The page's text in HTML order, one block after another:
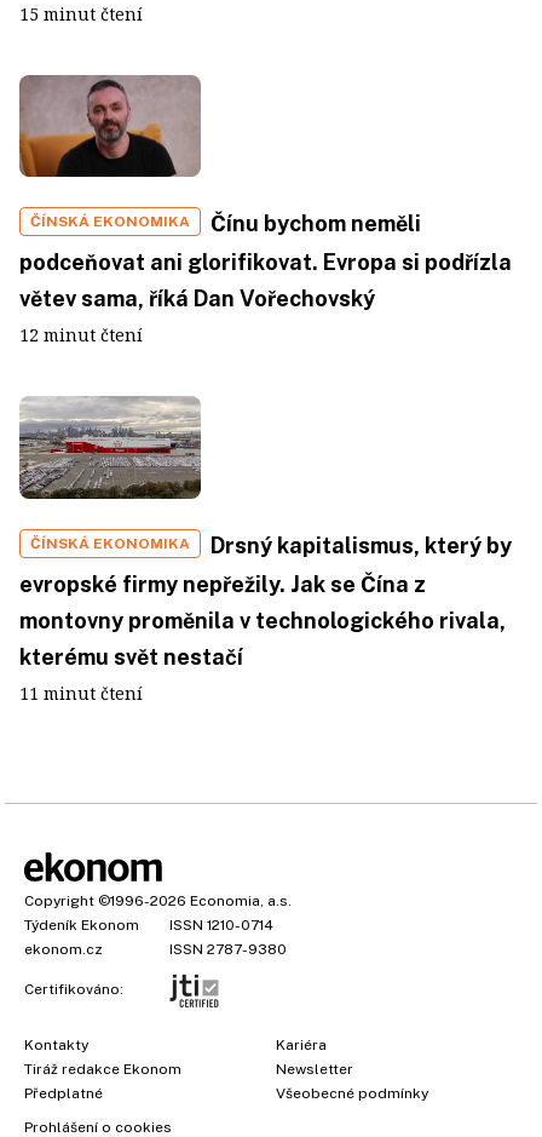
15 minut čtení
ČÍNSKÁ EKONOMIKA
Čínu bychom neměli
podceňovat ani glorifikovat. Evropa si podřízla
větev sama, říká Dan Vořechovský
12 minut čtení
ČÍNSKÁ EKONOMIKA
Drsný kapitalismus, který by
evropské firmy nepřežily. Jak se Čína z
montovny proměnila v technologického rivala,
kterému svět nestačí
11 minut čtení
Copyright ©1996-2026 Economia, a.s.
Týdeník Ekonom
ISSN 1210-0714
ekonom.cz
ISSN 2787-9380
Certifikováno:
Kontakty
Tiráž redakce Ekonom
Předplatné
Kariéra
Newsletter
Všeobecné podmínky
Prohlášení o cookies